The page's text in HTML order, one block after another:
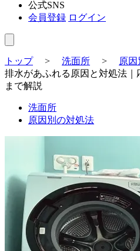
公式SNS
会員登録 ログイン
トップ> 洗面所 > 原
排水があふれる原因と対処法
まで解説
洗面所
原因別の対処法